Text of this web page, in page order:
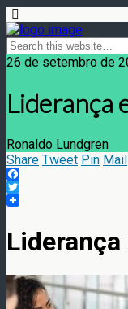
26 de setembro de
Liderança
Ronaldo Lundgren
Share Tweet Pin Mail
Facebook
Twitter